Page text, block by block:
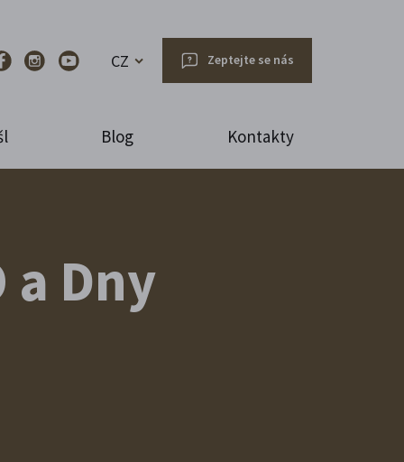
CZ Zeptejte se nás
Blog Kontakty
Dny